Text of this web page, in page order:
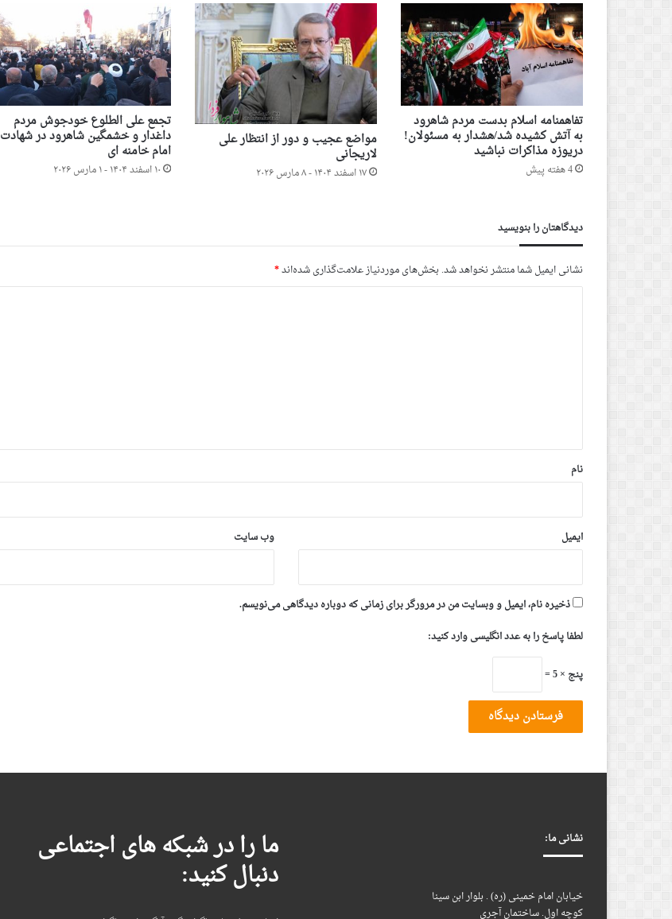
تفاهمنامه اسلام بدست مردم شاهرود
به آتش کشیده شد/هشدار به مسئولان!
دریوزه مذاکرات نباشید
4 هفته پیش
مواضع عجیب و دور از انتظار علی
لاریجانی
۱۷ اسفند ۱۴۰۴ - ۸ مارس ۲۰۲۶
تجمع علی الطلوع خودجوش مردم
داغدار و خشمگین شاهرود در شهادت
امام خامنه ای
۱۰ اسفند ۱۴۰۴ - ۱ مارس ۲۰۲۶
دیدگاهتان را بنویسید
نشانی ایمیل شما منتشر نخواهد شد.بخش‌های موردنیاز علامت‌گذاری شده‌اند*
نام
ایمیل وب‌ سایت
ذخیره نام، ایمیل و وبسایت من در مرورگر برای زمانی که دوباره دیدگاهی می‌نویسم.
لطفا پاسخ را به عدد انگلیسی وارد کنید:
پنج × 5 =
نشانی ما:
خیابان امام خمینی (ره) . بلوار ابن سینا
کوچه اول. ساختمان آجری
ما را در شبکه های اجتماعی
دنبال کنید: